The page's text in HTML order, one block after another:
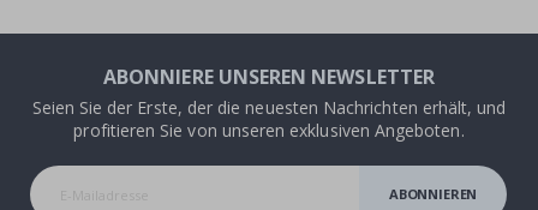
ABONNIERE UNSEREN NEWSLETTER
Seien Sie der Erste, der die neuesten Nachrichten erhält, und
profitieren Sie von unseren exklusiven Angeboten.
ABONNIEREN